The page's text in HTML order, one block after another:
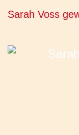
Sarah Voss